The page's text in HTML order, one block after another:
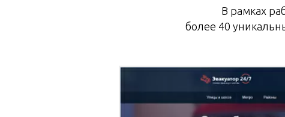
В рамках
более 40